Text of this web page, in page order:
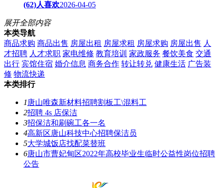
(62)人喜欢2026-04-05
展开全部内容
本类导航
商品求购 商品出售 房屋出租 房屋求租 房屋求购 房屋出售 人
才招聘 人才求职 家电维修 教育培训 家政服务 餐饮美食 交通
出行 宾馆住宿 婚介信息 商务合作 转让转兑 健康生活 广告装
修 物流快递
本类排行
1 唐山唯森新材料招聘割板工\混料工
2招聘 4s 店保洁
3招保洁和刷碗工各一名
4高新区唐山科技中心招聘保洁员
5大学城饭店找配菜替班
6唐山市曹妃甸区2022年高校毕业生临时公益性岗位招聘
公告